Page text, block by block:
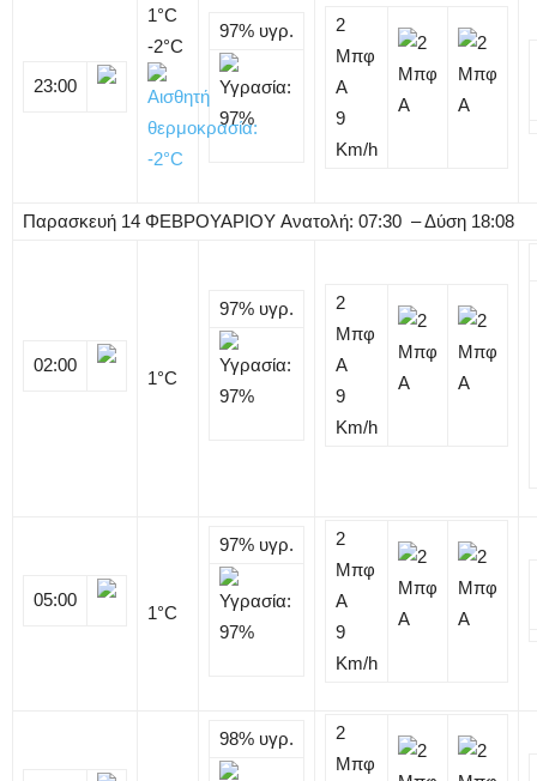
23:00
1°C
-2°C
97% υγρ.
2
Μπφ
Α
9
Km/h
Παρασκευή 14 ΦΕΒΡΟΥΑΡΙΟΥ Ανατολή: 07:30 – Δύση 18:08
02:00
1°C
97% υγρ.
2
Μπφ
Α
9
Km/h
05:00
1°C
97% υγρ.
2
Μπφ
Α
9
Km/h
98% υγρ.
2
Μπφ